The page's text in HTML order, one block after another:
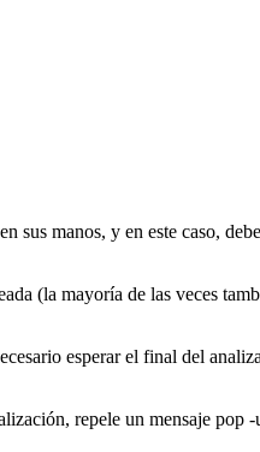
manos, y en este caso,
(la mayoría de las veces
esperar el final del
repele un mensaje